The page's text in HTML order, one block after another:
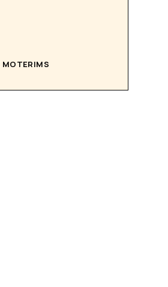
MOTERIMS